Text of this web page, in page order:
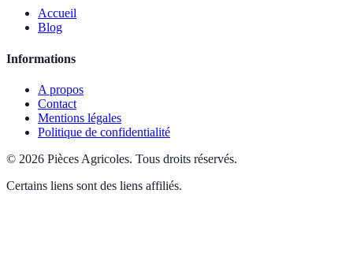
Accueil
Blog
Informations
A propos
Contact
Mentions légales
Politique de confidentialité
© 2026 Pièces Agricoles. Tous droits réservés.
Certains liens sont des liens affiliés.